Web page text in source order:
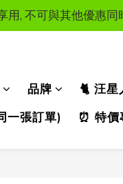
, 不可與其他優惠同
, 不可與其他優惠同
發售
, 不可與其他優惠同
品牌
🐈 汪
一張訂單)
⏰ 特價